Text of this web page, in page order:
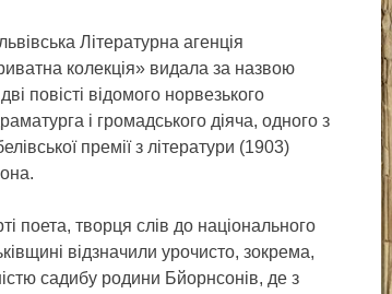
Літературна агенція
колекція» видала за назвою
повісті відомого норвезького
і громадського діяча, одного з
премії з літератури (1903)
поета, творця слів до національного
відзначили урочисто, зокрема,
садибу родини Бйорнсонів, де з